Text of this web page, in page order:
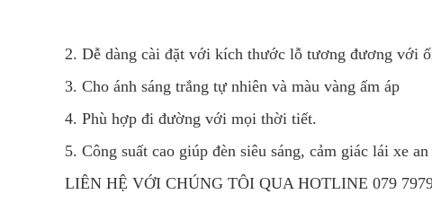
2. Dễ dàng cài đặt với kích thước lỗ tương đương với
3. Cho ánh sáng trắng tự nhiên và màu vàng ấm áp
4. Phù hợp đi đường với mọi thời tiết.
5. Công suất cao giúp đèn siêu sáng, cảm giác lái xe
LIÊN HỆ VỚI CHÚNG TÔI QUA HOTLINE 079